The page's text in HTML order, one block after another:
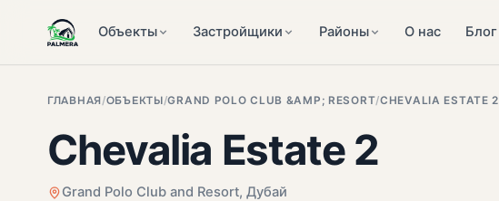
Объекты Застройщики Районы О нас Блог
ГЛАВНАЯ /ОБЪЕКТЫ/GRAND POLO CLUB &AMP; RESORT/CHEVALIA ESTATE 2
Chevalia Estate 2
Grand Polo Club and Resort, Дубай